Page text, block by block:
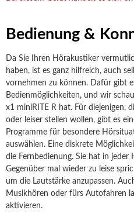
Bedienung &
Da Sie Ihren Hörakustiker
haben, ist es ganz hilfreich, auch
vornehmen zu können. Dafür gibt
Bedienmöglichkeiten, und wir
x1 miniRITE R hat. Für diejenigen,
oder leiser stellen wollen, gibt es
Programme für besondere
auswählen. Eine diskrete
die Fernbedienung. Sie hat in jeder
Gegenüber mal wieder zu leise
um die Lautstärke anzupassen.
Musikhören oder fürs Autofahren
aktivieren.